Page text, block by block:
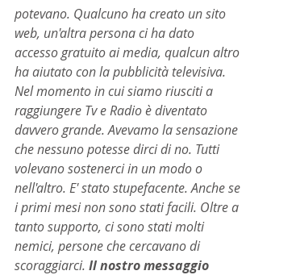
potevano. Qualcuno ha creato un sito
web, un'altra persona ci ha dato
accesso gratuito ai media, qualcun altro
ha aiutato con la pubblicità televisiva.
Nel momento in cui siamo riusciti a
raggiungere Tv e Radio è diventato
davvero grande. Avevamo la sensazione
che nessuno potesse dirci di no. Tutti
volevano sostenerci in un modo o
nell'altro. E' stato stupefacente. Anche se
i primi mesi non sono stati facili. Oltre a
tanto supporto, ci sono stati molti
nemici, persone che cercavano di
scoraggiarci. Il nostro messaggio